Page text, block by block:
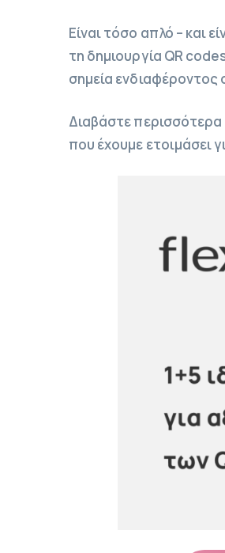
Είναι τόσο απλό – και
τη δημιουργία QR
σημεία ενδιαφέροντος
Διαβάστε περισσότερα
που έχουμε ετοιμάσει